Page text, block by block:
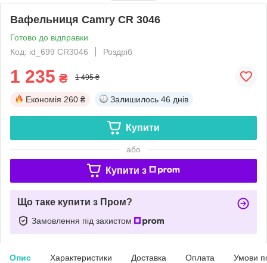
Вафельниця Camry CR 3046
Готово до відправки
Код: id_699 CR3046
Роздріб
1 235 ₴ 1 495 ₴
Економія 260 ₴ Залишилось 46 днів
Купити
або
Купити з
Що таке купити з Пром?
Замовлення під захистом
Опис Характеристики Доставка Оплата Умови